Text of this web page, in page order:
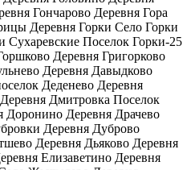
Гончарово Деревня Гора
Деревня Горки Село Горки
Сухаревские Поселок Горки-25
Деревня Григорково
Деревня Давыдково
Деденево Деревня
Дмитровка Поселок
Доронино Деревня Драчево
Деревня Дуброво
Деревня Дьяково Деревня
Елизаветино Деревня